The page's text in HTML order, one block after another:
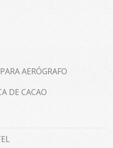
AERÓGRAFO
DE CACAO